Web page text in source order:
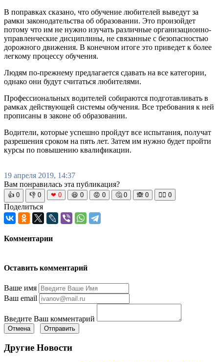
В поправках сказано, что обучение любителей выведут за
рамки законодательства об образовании. Это произойдет
потому что им не нужно изучать различные организационно-
управленческие дисциплины, не связанные с безопасностью
дорожного движения. В конечном итоге это приведет к более
легкому процессу обучения.
Людям по-прежнему предлагается сдавать на все категории,
однако они будут считаться любителями.
Профессиональных водителей собираются подготавливать в
рамках действующей системы обучения. Все требования к ней
прописаны в законе об образовании.
Водители, которые успешно пройдут все испытания, получат
разрешения сроком на пять лет. Затем им нужно будет пройти
курсы по повышению квалификации.
19 апреля 2019, 14:37
Вам понравилась эта публикация?
👍 0 👎 0 ❤ 0 😆 0 😡 0 🤔 0 🙈 0 🧘‍♀️ 0
Поделиться
Комментарии
Оставить комментарий
Ваше имя
Ваш email
Введите Ваш комментарий
Отмена Отправить
Другие Новости